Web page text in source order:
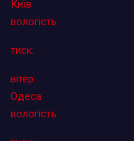
Київ
вологість:
тиск:
вітер:
Одеса
вологість: